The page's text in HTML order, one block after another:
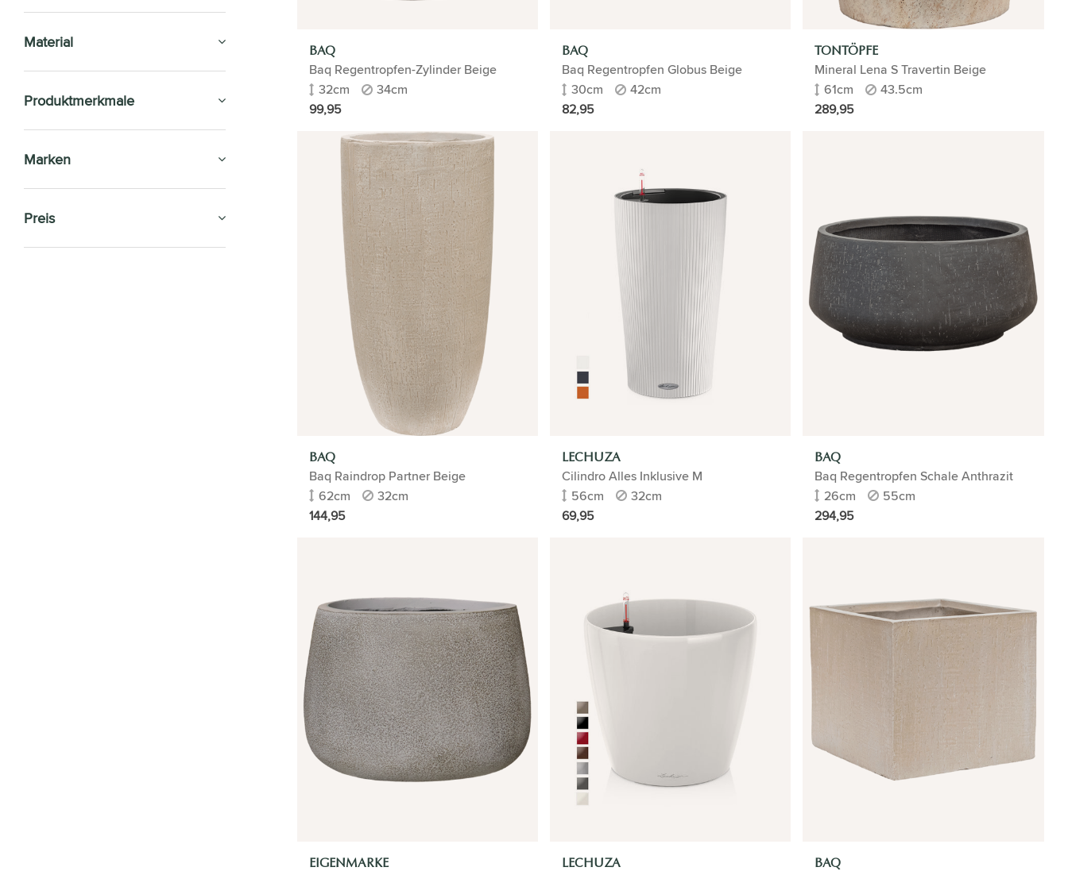
Material
Produktmerkmale
Marken
Preis
BAQ
Baq Regentropfen-Zylinder Beige
32cm
34cm
99,95
BAQ
Baq Regentropfen Globus Beige
30cm
42cm
82,95
TONTÖPFE
Mineral Lena S Travertin Beige
61cm
43.5cm
289,95
BAQ
Baq Raindrop Partner Beige
62cm
32cm
144,95
LECHUZA
Cilindro Alles Inklusive M
56cm
32cm
69,95
BAQ
Baq Regentropfen Schale Anthrazit
26cm
55cm
294,95
EIGENMARKE LECHUZA BAQ